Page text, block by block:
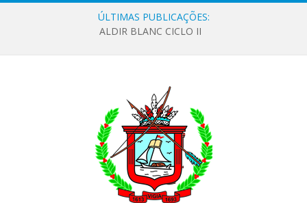
ÚLTIMAS PUBLICAÇÕES:
ALDIR BLANC CICLO II